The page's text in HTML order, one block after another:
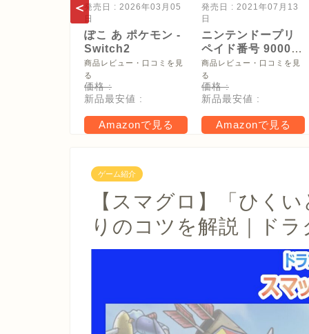
発売日 : 2026年03月05
日
ぽこ あ ポケモン -
Switch2
商品レビュー・口コミを見
る
価格 :
新品最安値 :
Amazonで見る
発売日 : 2021年07月13
日
ニンテンドープリ
ペイド番号 9000
円|オンラインコー
ド版
商品レビュー・口コミを見
る
価格 :
新品最安値 :
Amazonで見る
ゲーム紹介
【スマグロ】「ひく
りのコツを解説｜ドラ